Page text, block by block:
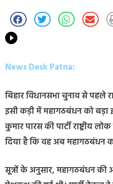
News Desk Patna:
बिहार विधानसभा चुनाव से पहले
इसी कड़ी में महागठबंधन को बड़ा
कुमार पारस की पार्टी राष्ट्रीय
दिया है कि वह अब महागठबंधन
सूत्रों के अनुसार, महागठबंधन